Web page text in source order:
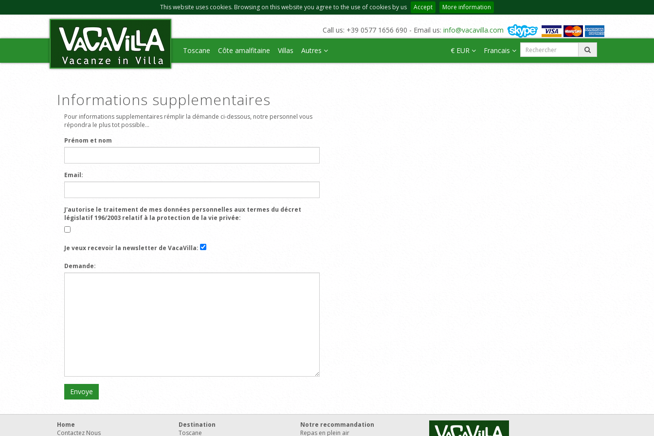
This website uses cookies. Browsing on this website you agree to the use of cookies by us Accept More information
Call us: +39 0577 1656 690 - Email us: info@vacavilla.com
Toscane Côte amalfitaine Villas Autres € EUR Francais
Informations supplementaires
Pour informations supplementaires rémplir la démande ci-dessous, notre personnel vous
répondra le plus tot possible...
Prénom et nom
Email:
J'autorise le traitement de mes données personnelles aux termes du décret
législatif 196/2003 relatif à la protection de la vie privée:
Je veux recevoir la newsletter de VacaVilla:
Demande:
Home
Contactez Nous
Destination
Toscane
Notre recommandation
Repas en plein air